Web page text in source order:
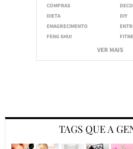
COMPRAS
DIETA
DIY
EMAGRECIMENTO
FENG SHUI
VER MAIS
TAGS QUE A